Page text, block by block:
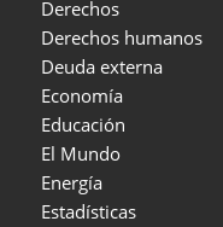
Derechos
Derechos humanos
Deuda externa
Economía
Educación
El Mundo
Energía
Estadísticas